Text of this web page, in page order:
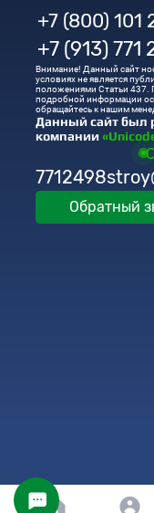
+7 (800) 101
+7 (913) 771
Внимание! Данный сайт
условиях не является
положениями Статьи 437.
подробной информации
обращайтесь к нашим
Данный сайт был
компании
Обратный